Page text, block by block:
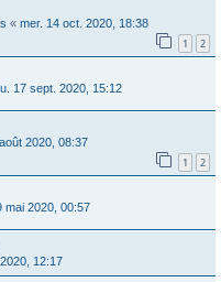
« mer. 14 oct. 2020, 18:38
1 2
17 sept. 2020, 15:12
2020, 08:37
1 2
mai 2020, 00:57
12:17